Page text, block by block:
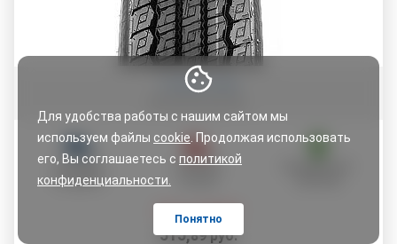
Для удобства работы с нашим сайтом мы
используем файлы cookie . Продолжая использовать
его, Вы соглашаетесь с политикой
конфиденциальности.
Понятно
Оставить отзыв
ДОСТАВКА
ПО АДРЕСУ
ОТСРОЧКА
515,89руб.